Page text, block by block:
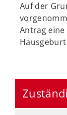
Auf der
Antrag